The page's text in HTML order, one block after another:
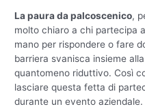
La paura da palcoscenico,
molto chiaro a chi partecipa
mano per rispondere o fare
barriera svanisca insieme
quantomeno riduttivo. Così
lasciare questa fetta di
durante un evento aziendale.